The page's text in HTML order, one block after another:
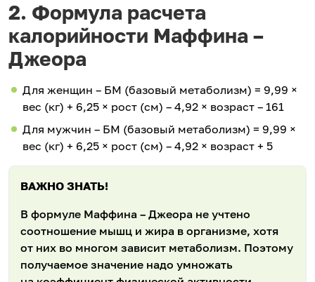
2. Формула расчета
калорийности Маффина –
Джеора
Для женщин – БМ (базовый метаболизм) = 9,99 ×
вес (кг) + 6,25 × рост (см) – 4,92 × возраст – 161
Для мужчин – БМ (базовый метаболизм) = 9,99 ×
вес (кг) + 6,25 × рост (см) – 4,92 × возраст + 5
ВАЖНО ЗНАТЬ!
В формуле Маффина – Джеора не учтено
соотношение мышц и жира в организме, хотя
от них во многом зависит метаболизм. Поэтому
получаемое значение надо умножать